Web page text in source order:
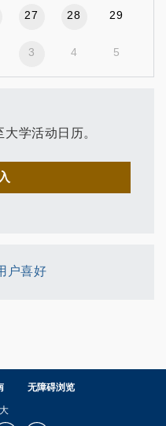
27 28 29
3 4 5
学活动日历。
户喜好
无障碍浏览